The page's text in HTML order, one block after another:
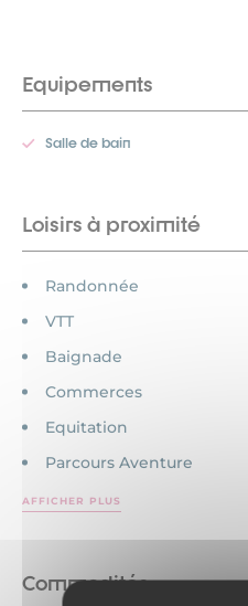
Equipements
Salle de bain
Loisirs à proximité
Randonnée
VTT
Baignade
Commerces
Equitation
Parcours Aventure
AFFICHER PLUS
Commodités